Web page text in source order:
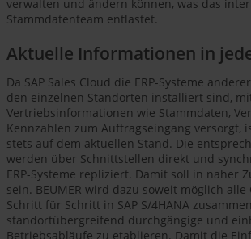
verwalten und ändern können, was das
Stammdatenteam entlastet.
Aktuelle Informationen in
Da SAP Sales Cloud die ERP-Systeme
den einzelnen Standorten installiert sind,
Vertriebsinformationen wie Stammdaten,
Kennzahlen zum Auftragseingang versorgt,
stets auf dem aktuellen Stand. Die
werden über Schnittstellen direkt und
ERP-Systeme repliziert. Damit soll in naher
sein. BEUMER wird dazu soweit möglich alle
Schritt für Schritt in SAP S/4HANA
standortübergreifend durchgängige und
Betriebsabläufe zu etablieren. Damit die